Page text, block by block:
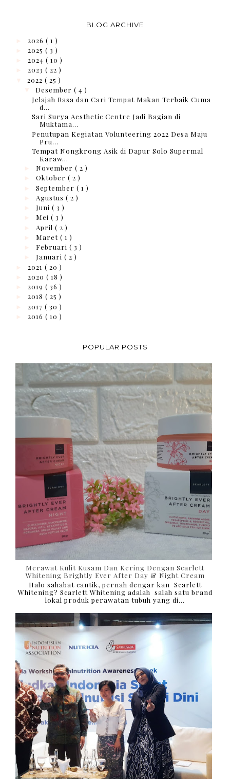
BLOG ARCHIVE
2026 ( 1 )
2025 ( 3 )
2024 ( 10 )
2023 ( 22 )
2022 ( 25 )
Desember ( 4 )
Jelajah Rasa dan Cari Tempat Makan Terbaik Cuma
d...
Sari Surya Aesthetic Centre Jadi Bagian di
Muktama...
Penutupan Kegiatan Volunteering 2022 Desa Maju
Pru...
Tempat Nongkrong Asik di Dapur Solo Supermal
Karaw...
November ( 2 )
Oktober ( 2 )
September ( 1 )
Agustus ( 2 )
Juni ( 3 )
Mei ( 3 )
April ( 2 )
Maret ( 1 )
Februari ( 3 )
Januari ( 2 )
2021 ( 20 )
2020 ( 18 )
2019 ( 36 )
2018 ( 25 )
2017 ( 30 )
2016 ( 10 )
POPULAR POSTS
Merawat Kulit Kusam Dan Kering Dengan Scarlett
Whitening Brightly Ever After Day & Night Cream
Halo sahabat cantik, pernah dengar kan Scarlett
Whitening? Scarlett Whitening adalah salah satu brand
lokal produk perawatan tubuh yang di...